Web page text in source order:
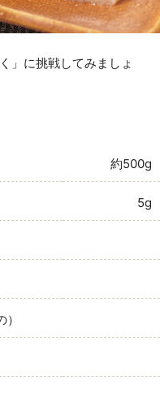
」に挑戦してみましょ
約500g
5g